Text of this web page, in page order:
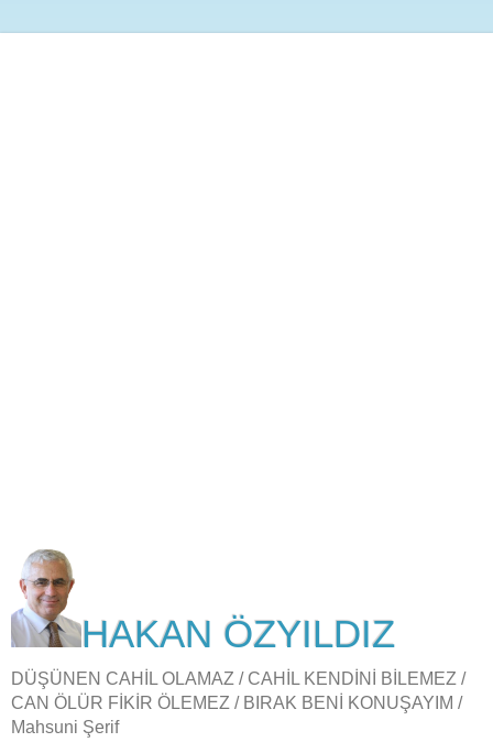
HAKAN ÖZYILDIZ
DÜŞÜNEN CAHİL OLAMAZ / CAHİL KENDİNİ BİLEMEZ /
CAN ÖLÜR FİKİR ÖLEMEZ / BIRAK BENİ KONUŞAYIM /
Mahsuni Şerif